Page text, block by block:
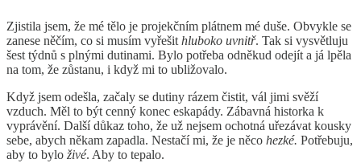
Zjistila jsem, že mé tělo je projekčním plátnem mé duše. Obvykle se
zanese něčím, co si musím vyřešit hluboko uvnitř. Tak si vysvětluju
šest týdnů s plnými dutinami. Bylo potřeba odněkud odejít a já lpěla
na tom, že zůstanu, i když mi to ubližovalo.
Když jsem odešla, začaly se dutiny rázem čistit, vál jimi svěží
vzduch. Měl to být cenný konec eskapády. Zábavná historka k
vyprávění. Další důkaz toho, že už nejsem ochotná uřezávat kousky
sebe, abych někam zapadla. Nestačí mi, že je něco hezké. Potřebuju,
aby to bylo živé. Aby to tepalo.